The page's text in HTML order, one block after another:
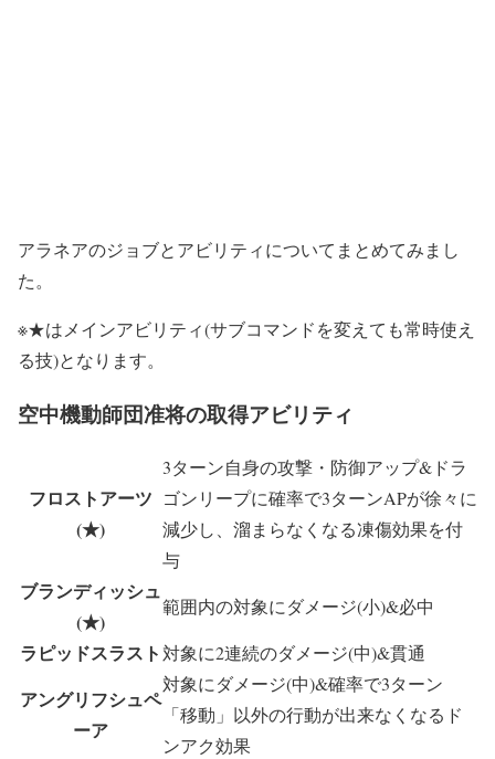
アラネアのジョブとアビリティについてまとめてみまし
た。
※★はメインアビリティ(サブコマンドを変えても常時使え
る技)となります。
空中機動師団准将の取得アビリティ
フロストアーツ
(★)
3ターン自身の攻撃・防御アップ&ドラ
ゴンリープに確率で3ターンAPが徐々に
減少し、溜まらなくなる凍傷効果を付
与
ブランディッシュ
(★)
範囲内の対象にダメージ(小)&必中
ラピッドスラスト 対象に2連続のダメージ(中)&貫通
アングリフシュペ
ーア
対象にダメージ(中)&確率で3ターン
「移動」以外の行動が出来なくなるド
ンアク効果